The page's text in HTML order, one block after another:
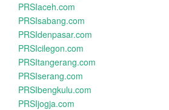
PRSIaceh.com
PRSIsabang.com
PRSIdenpasar.com
PRSIcilegon.com
PRSItangerang.com
PRSIserang.com
PRSIbengkulu.com
PRSIjogja.com